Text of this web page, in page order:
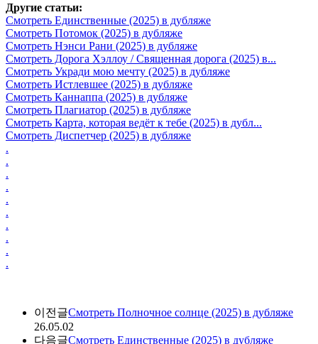
Другие статьи:
Смотреть Единственные (2025) в дубляже
Смотреть Потомок (2025) в дубляже
Смотреть Нэнси Рани (2025) в дубляже
Смотреть Дорога Хэллоу / Священная дорога (2025) в...
Смотреть Укради мою мечту (2025) в дубляже
Смотреть Истлевшее (2025) в дубляже
Смотреть Каннаппа (2025) в дубляже
Смотреть Плагиатор (2025) в дубляже
Смотреть Карта, которая ведёт к тебе (2025) в дубл...
Смотреть Диспетчер (2025) в дубляже
.
.
.
.
.
.
.
.
.
.
이전글Смотреть Полночное солнце (2025) в дубляже
26.05.02
다음글Смотреть Единственные (2025) в дубляже